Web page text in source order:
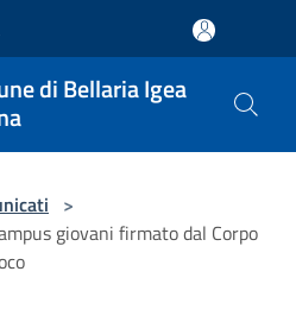
di Bellaria Igea
>
giovani firmato dal Corpo